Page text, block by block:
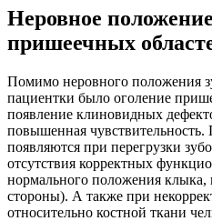
Неровное
пришеечных
Помимо неровного положения
пациентки было оголение
появление клиновидных
повышенная
появляются при перегрузки
отсутствия корректных
нормального положения клыка,
стороны). А также при
относительно костной ткани